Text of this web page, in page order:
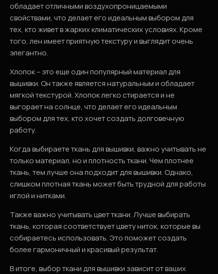
обладает отличными воздухопроницаемыми
свойствами, что делает его идеальным выбором для
тех, кто живет в жарких климатических условиях. Кроме
того, лен имеет приятную текстуру и выглядит очень
элегантно.
Хлопок – это еще один популярный материал для
вышивки. Он также является натуральным и обладает
мягкой текстурой. Хлопок легко стирается и не
выгорает на солнце, что делает его идеальным
выбором для тех, кто хочет создать долговечную
работу.
Когда выбираете ткань для вышивки, важно учитывать не
только материал, но и плотность ткани. Чем плотнее
ткань, тем лучше она подходит для вышивки. Однако,
слишком плотная ткань может быть трудной для работы
иглой и нитками.
Также важно учитывать цвет ткани. Лучше выбирать
ткань, которая соответствует цвету ниток, которые вы
собираетесь использовать. Это поможет создать
более гармоничный и красивый результат.
В итоге, выбор ткани для вышивки зависит от ваших